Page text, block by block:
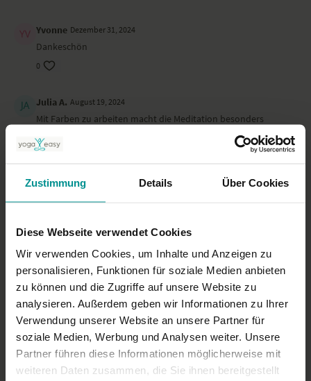
Zustimmung Details Über Cookies
Diese Webseite verwendet Cookies
Wir verwenden Cookies, um Inhalte und Anzeigen zu
personalisieren, Funktionen für soziale Medien anbieten
zu können und die Zugriffe auf unsere Website zu
analysieren. Außerdem geben wir Informationen zu Ihrer
Verwendung unserer Website an unsere Partner für
soziale Medien, Werbung und Analysen weiter. Unsere
Partner führen diese Informationen möglicherweise mit
weiteren Daten zusammen, die Sie ihnen bereitgestellt
Yvonne Dezember 31, 2024
Dankeschön
0
Julia A. August 19, 2024
Mit Farben zu arbeiten macht die Meditation besonders
0
Lissa Juni 03, 2024
Sehr leicht und schön
Gabriele B. April 25, 2024
Danke.
Mehr laden